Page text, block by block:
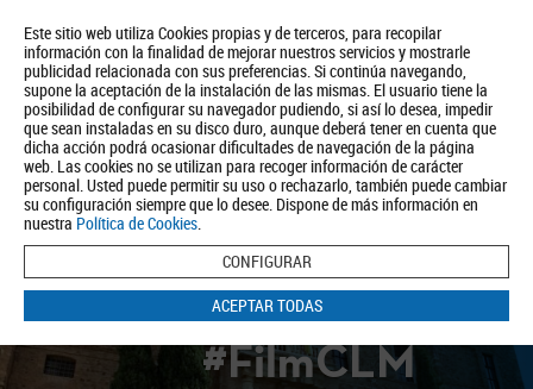
Este sitio web utiliza Cookies propias y de terceros, para recopilar
información con la finalidad de mejorar nuestros servicios y mostrarle
publicidad relacionada con sus preferencias. Si continúa navegando,
supone la aceptación de la instalación de las mismas. El usuario tiene la
posibilidad de configurar su navegador pudiendo, si así lo desea, impedir
que sean instaladas en su disco duro, aunque deberá tener en cuenta que
dicha acción podrá ocasionar dificultades de navegación de la página
web. Las cookies no se utilizan para recoger información de carácter
personal. Usted puede permitir su uso o rechazarlo, también puede cambiar
su configuración siempre que lo desee. Dispone de más información en
nuestra Política de Cookies.
CONFIGURAR
ACEPTAR TODAS
Quiénes somos Turismo Política de Privacidad Aviso Legal
Política de Cookies
BUSCAR
#FilmCLM